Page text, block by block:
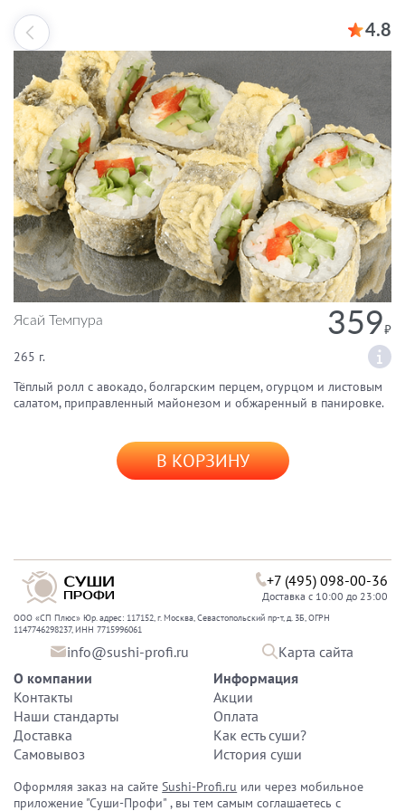
4.8
Ясай Темпура 359
265 г.
Тёплый ролл с авокадо, болгарским перцем, огурцом и листовым
салатом, приправленный майонезом и обжаренный в панировке.
В КОРЗИНУ
+7 (495) 098-00-36
Доставка с 10:00 до 23:00
ООО «СП Плюс» Юр. адрес: 117152, г. Москва, Севастопольский пр-т, д. 3Б, ОГРН
1147746298237, ИНН 7715996061
info@sushi-profi.ru
Карта сайта
О компании
Контакты
Наши стандарты
Доставка
Самовывоз
Информация
Акции
Оплата
Как есть суши?
История суши
Оформляя заказ на сайтеSushi-Profi.ru или через мобильное
приложение "Суши-Профи" , вы тем самым соглашаетесь с